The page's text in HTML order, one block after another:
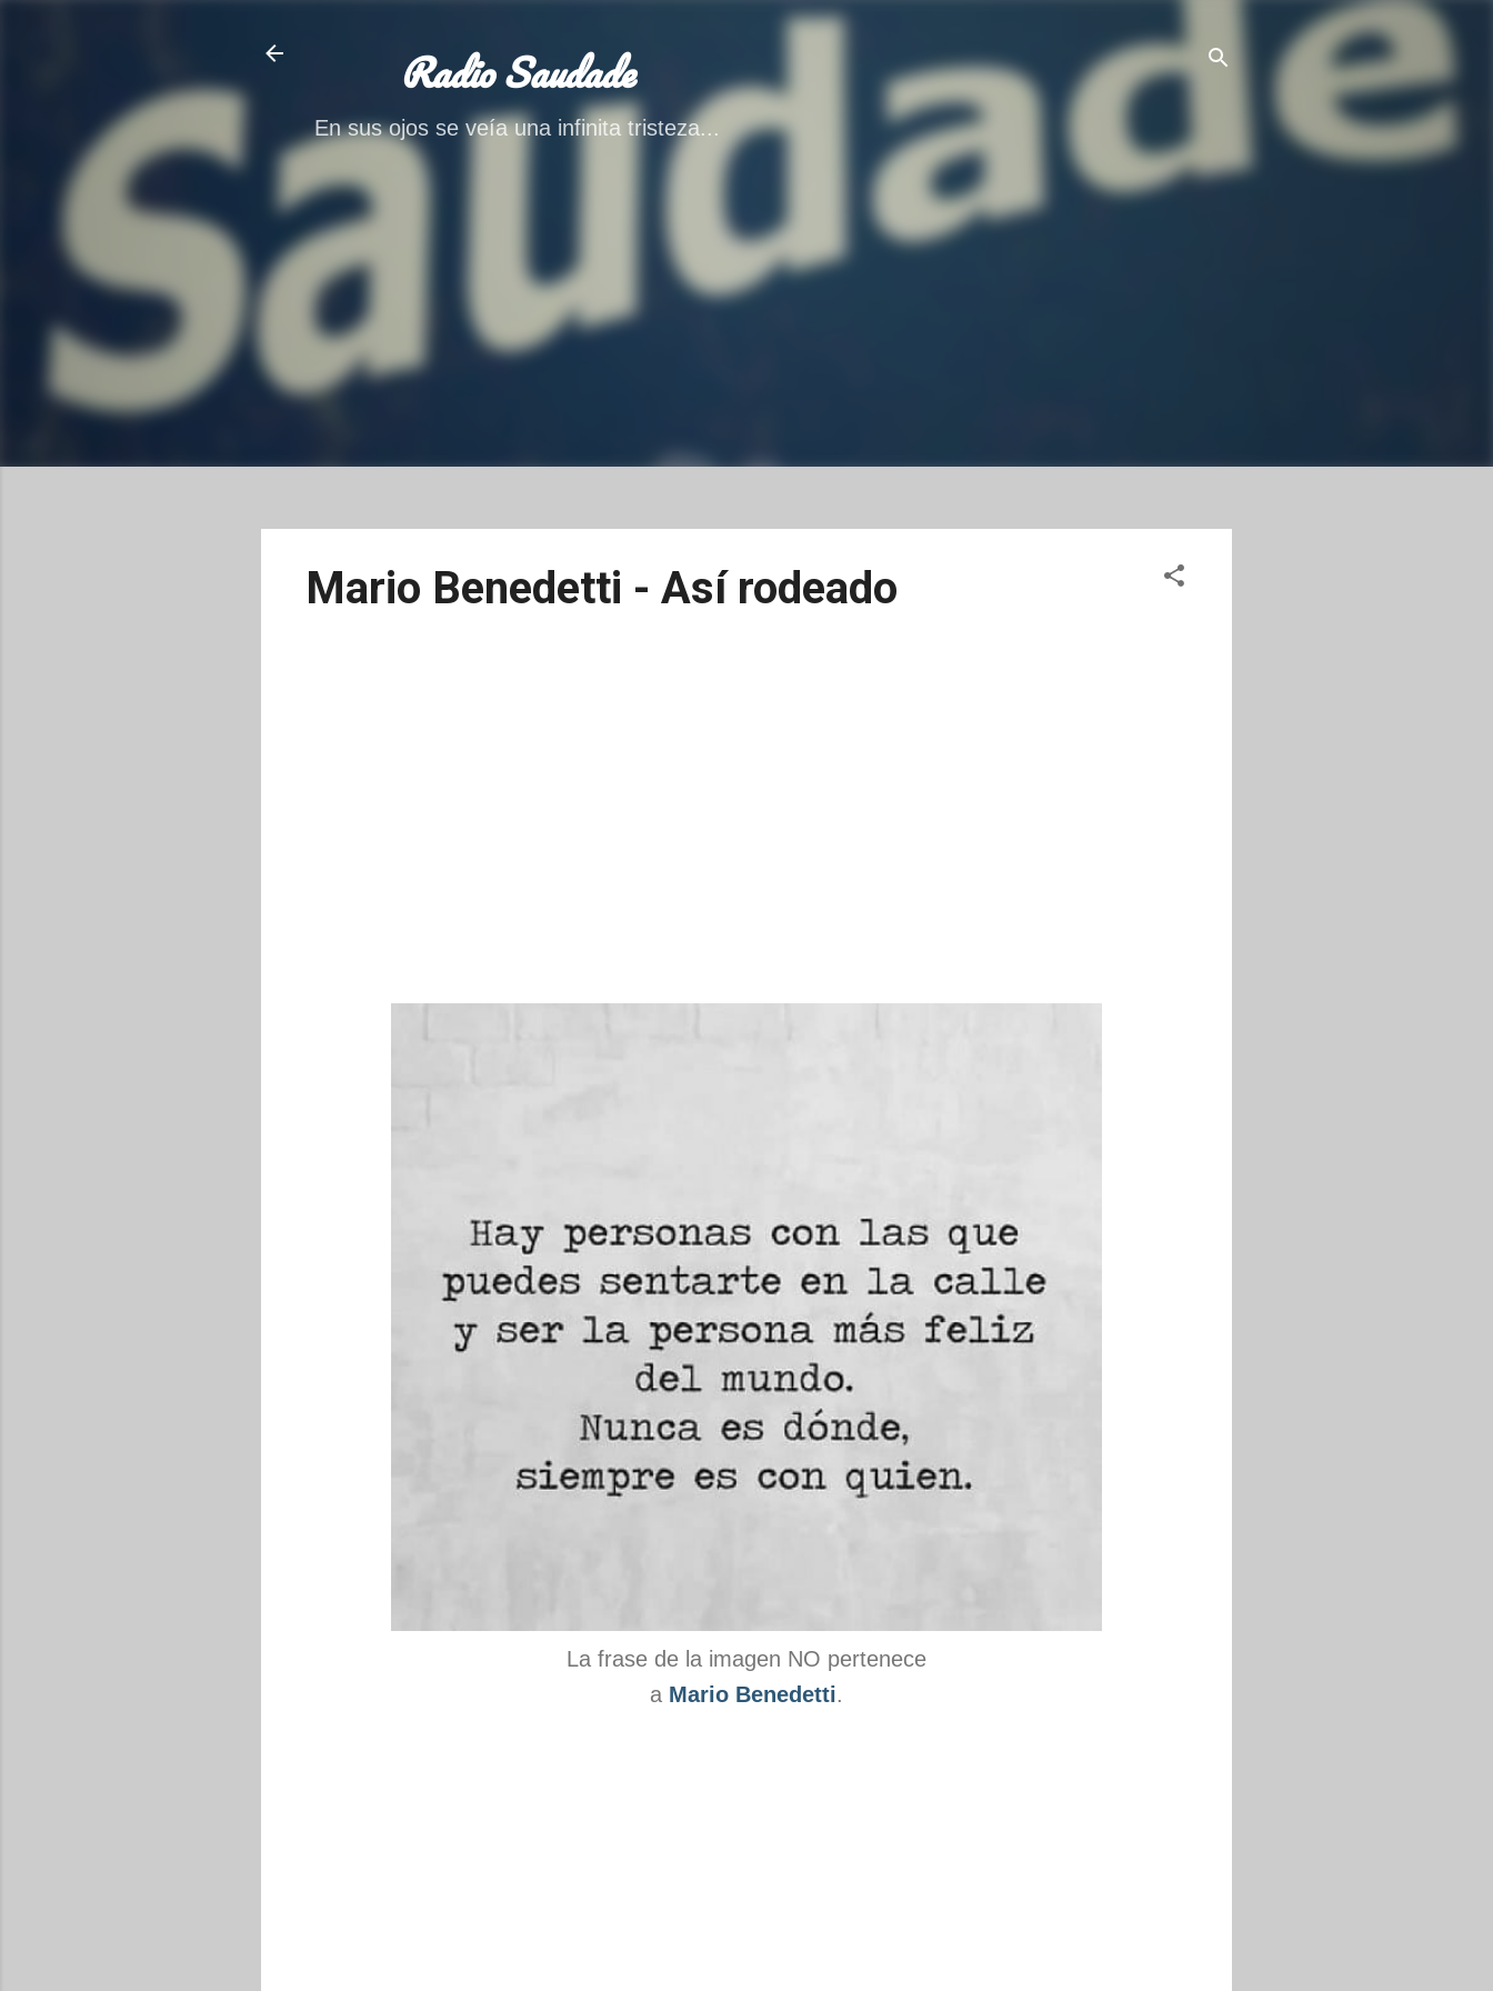
Ir al contenido principal
Radio Saudade
En sus ojos se veía una infinita tristeza...
Mario Benedetti - Así rodeado
La frase de la imagen NO pertenece
a Mario Benedetti.